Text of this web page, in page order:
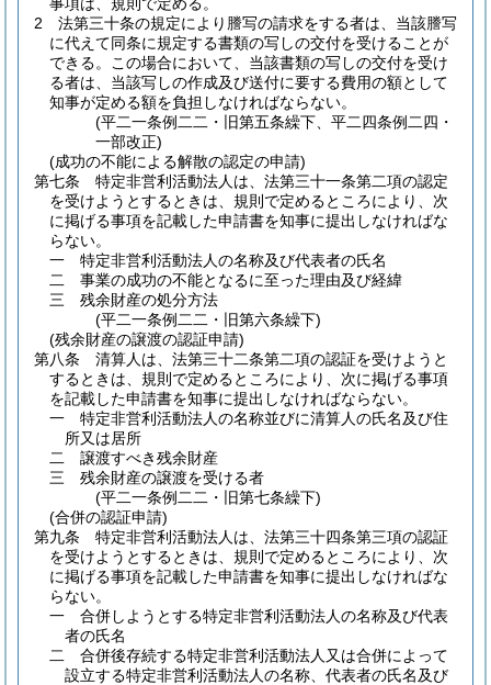
2
法第三十条の規定により謄写の請求をする者は、当該謄写
に代えて同条に規定する書類の写しの交付を受けることが
できる。
この場合において、当該書類の写しの交付を受け
る者は、当該写しの作成及び送付に要する費用の額として
知事が定める額を負担しなければならない。
(平二一条例二二・旧第五条繰下、平二四条例二四・
一部改正)
(成功の不能による解散の認定の申請)
第七条
特定非営利活動法人は、法第三十一条第二項の認定
を受けようとするときは、規則で定めるところにより、次
に掲げる事項を記載した申請書を知事に提出しなければな
らない。
一
特定非営利活動法人の名称及び代表者の氏名
二
事業の成功の不能となるに至った理由及び経緯
三
残余財産の処分方法
(平二一条例二二・旧第六条繰下)
(残余財産の譲渡の認証申請)
第八条
清算人は、法第三十二条第二項の認証を受けようと
するときは、規則で定めるところにより、次に掲げる事項
を記載した申請書を知事に提出しなければならない。
一
特定非営利活動法人の名称並びに清算人の氏名及び住
所又は居所
二
譲渡すべき残余財産
三
残余財産の譲渡を受ける者
(平二一条例二二・旧第七条繰下)
(合併の認証申請)
第九条
特定非営利活動法人は、法第三十四条第三項の認証
を受けようとするときは、規則で定めるところにより、次
に掲げる事項を記載した申請書を知事に提出しなければな
らない。
一
合併しようとする特定非営利活動法人の名称及び代表
者の氏名
二
合併後存続する特定非営利活動法人又は合併によって
設立する特定非営利活動法人の名称、代表者の氏名及び